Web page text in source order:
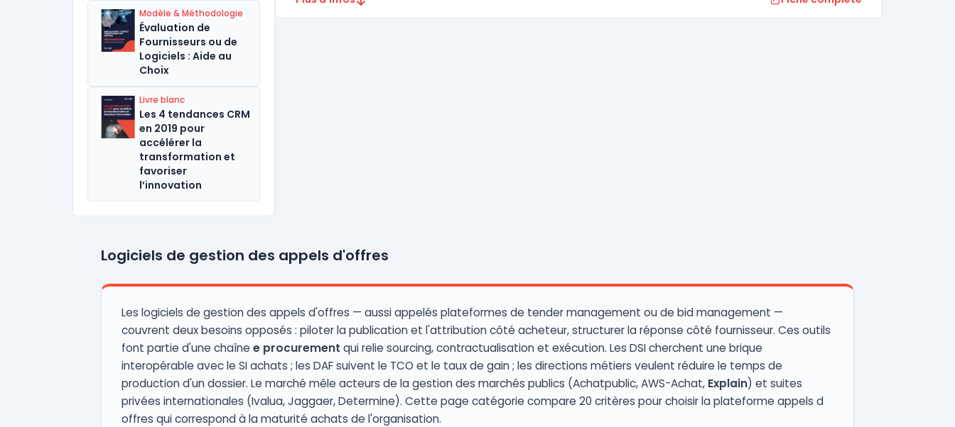
Modèle & Méthodologie
Évaluation de
Fournisseurs ou de
Logiciels : Aide au
Choix
Livre blanc
Les 4 tendances CRM
en 2019 pour
accélérer la
transformation et
favoriser
l’innovation
Logiciels de gestion des appels d'offres
Les logiciels de gestion des appels d'offres — aussi appelés plateformes de tender management ou de bid management —
couvrent deux besoins opposés : piloter la publication et l'attribution côté acheteur, structurer la réponse côté fournisseur. Ces outils
font partie d'une chaîne e procurement qui relie sourcing, contractualisation et exécution. Les DSI cherchent une brique
interopérable avec le SI achats ; les DAF suivent le TCO et le taux de gain ; les directions métiers veulent réduire le temps de
production d'un dossier. Le marché mêle acteurs de la gestion des marchés publics (Achatpublic, AWS-Achat, Explain) et suites
privées internationales (Ivalua, Jaggaer, Determine). Cette page catégorie compare 20 critères pour choisir la plateforme appels d
offres qui correspond à la maturité achats de l'organisation.